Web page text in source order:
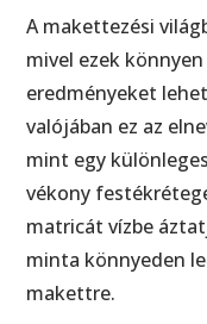
A makettezési
mivel ezek
eredményeket
valójában ez az
mint egy
vékony
matricát vízbe
minta könnyeden
makettre.